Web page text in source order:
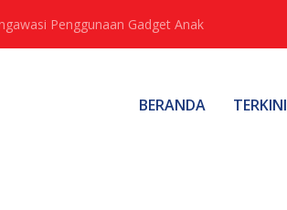
Penggunaan Gadget Anak
BERANDA TERKINI